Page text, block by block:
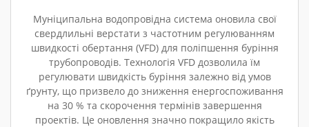
Муніципальна водопровідна система оновила свої
свердлильні верстати з частотним регулюванням
швидкості обертання (VFD) для поліпшення буріння
трубопроводів. Технологія VFD дозволила їм
регулювати швидкість буріння залежно від умов
ґрунту, що призвело до зниження енергоспоживання
на 30 % та скорочення термінів завершення
проектів. Це оновлення значно покращило якість